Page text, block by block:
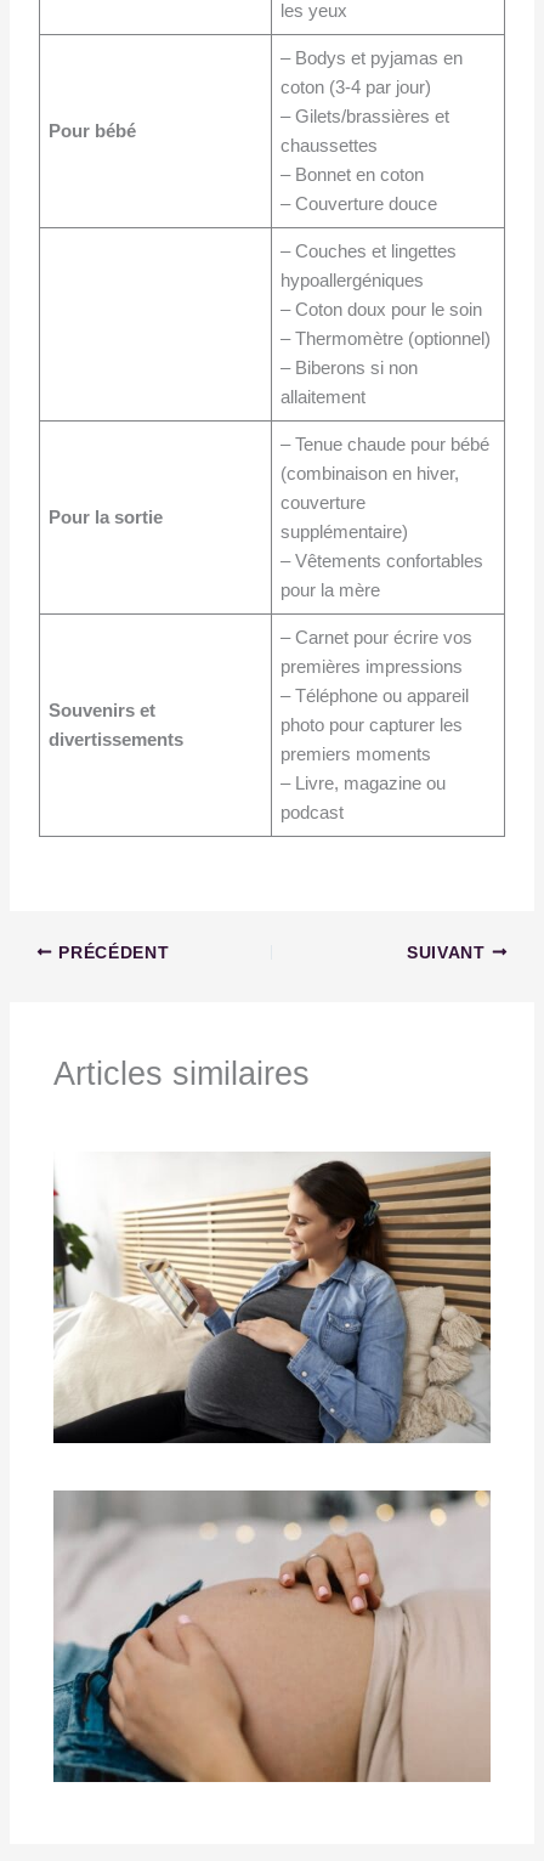
les yeux
Pour bébé
– Bodys et pyjamas en
coton (3-4 par jour)
– Gilets/brassières et
chaussettes
– Bonnet en coton
– Couverture douce
– Couches et lingettes
hypoallergéniques
– Coton doux pour le soin
– Thermomètre (optionnel)
– Biberons si non
allaitement
Pour la sortie
– Tenue chaude pour bébé
(combinaison en hiver,
couverture
supplémentaire)
– Vêtements confortables
pour la mère
Souvenirs et
divertissements
– Carnet pour écrire vos
premières impressions
– Téléphone ou appareil
photo pour capturer les
premiers moments
– Livre, magazine ou
podcast
PRÉCÉDENT SUIVANT
Articles similaires